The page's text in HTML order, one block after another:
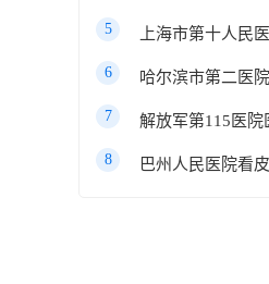
5
6
7 解放军第115医院
8 巴州人民医院看